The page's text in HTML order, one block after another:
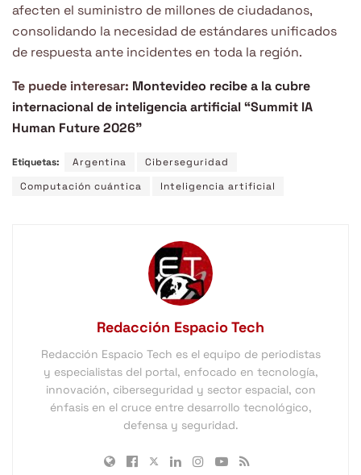
afecten el suministro de millones de ciudadanos,
consolidando la necesidad de estándares unificados
de respuesta ante incidentes en toda la región.
Te puede interesar: Montevideo recibe a la cubre
internacional de inteligencia artificial “Summit IA
Human Future 2026”
Etiquetas: Argentina
Ciberseguridad
Computación cuántica
Inteligencia artificial
Redacción Espacio Tech
Redacción Espacio Tech es el equipo de periodistas
y especialistas del portal, enfocado en tecnología,
innovación, ciberseguridad y sector espacial, con
énfasis en el cruce entre desarrollo tecnológico,
defensa y seguridad.